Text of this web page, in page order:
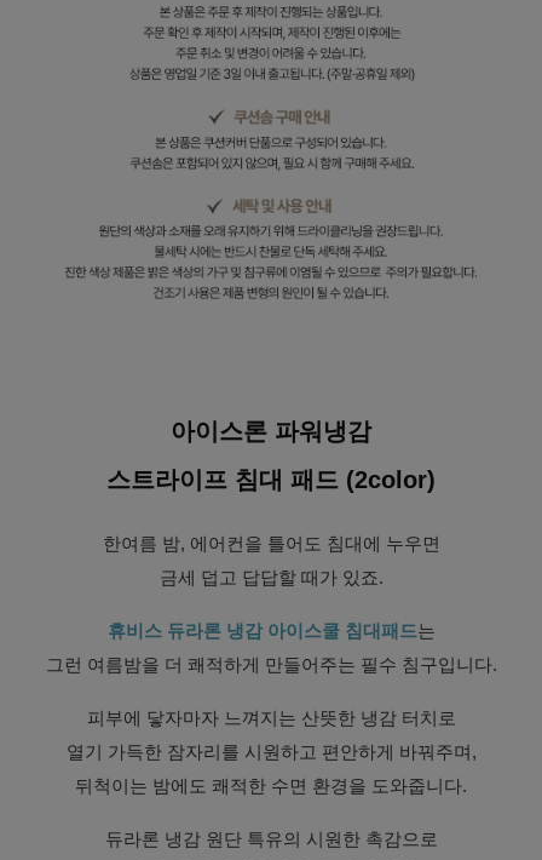
아이스론 파워냉감
스트라이프 침대 패드 (2color)
한여름 밤, 에어컨을 틀어도 침대에 누우면
금세 덥고 답답할 때가 있죠.
휴비스 듀라론 냉감 아이스쿨 침대패드는
그런 여름밤을 더 쾌적하게 만들어주는 필수 침구입니다.
피부에 닿자마자 느껴지는 산뜻한 냉감 터치로
열기 가득한 잠자리를 시원하고 편안하게 바꿔주며,
뒤척이는 밤에도 쾌적한 수면 환경을 도와줍니다.
듀라론 냉감 원단 특유의 시원한 촉감으로